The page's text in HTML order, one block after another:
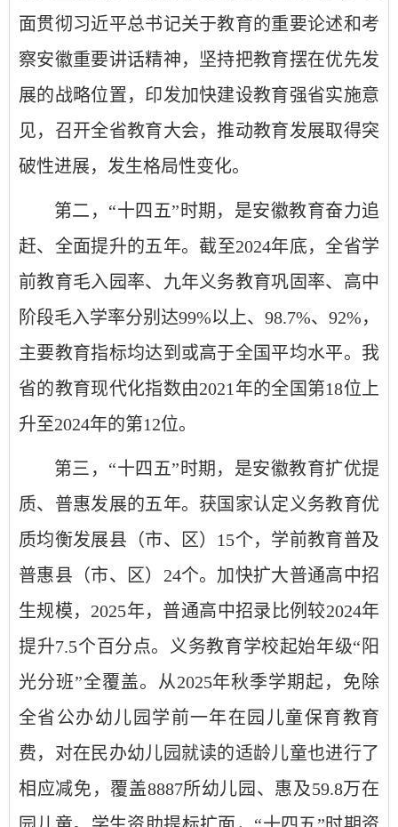
面贯彻习近平总书记关于教育的重要论述和考
察安徽重要讲话精神，坚持把教育摆在优先发
展的战略位置，印发加快建设教育强省实施意
见，召开全省教育大会，推动教育发展取得突
破性进展，发生格局性变化。
第二，“十四五”时期，是安徽教育奋力追
赶、全面提升的五年。截至2024年底，全省学
前教育毛入园率、九年义务教育巩固率、高中
阶段毛入学率分别达99%以上、98.7%、92%，
主要教育指标均达到或高于全国平均水平。我
省的教育现代化指数由2021年的全国第18位上
升至2024年的第12位。
第三，“十四五”时期，是安徽教育扩优提
质、普惠发展的五年。获国家认定义务教育优
质均衡发展县（市、区）15个，学前教育普及
普惠县（市、区）24个。加快扩大普通高中招
生规模，2025年，普通高中招录比例较2024年
提升7.5个百分点。义务教育学校起始年级“阳
光分班”全覆盖。从2025年秋季学期起，免除
全省公办幼儿园学前一年在园儿童保育教育
费，对在民办幼儿园就读的适龄儿童也进行了
相应减免，覆盖8887所幼儿园、惠及59.8万在